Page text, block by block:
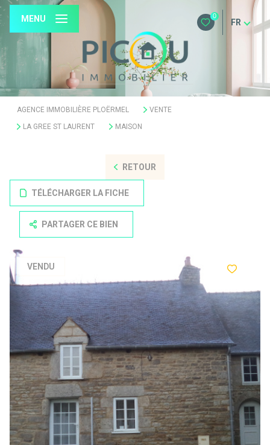
0
FR
MENU
AGENCE IMMOBILIÈRE PLOËRMEL
VENTE
LA GREE ST LAURENT
MAISON
RETOUR
TÉLÉCHARGER LA FICHE
PARTAGER CE BIEN
VENDU